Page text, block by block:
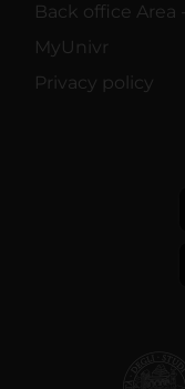
Back office Area
MyUnivr
Privacy policy